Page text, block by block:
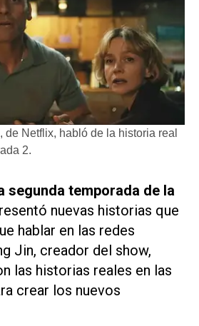
de Netflix, habló de la historia real
2.
segunda temporada de la
nuevas historias que
hablar en las redes
Jin, creador del show,
las historias reales en las
crear los nuevos